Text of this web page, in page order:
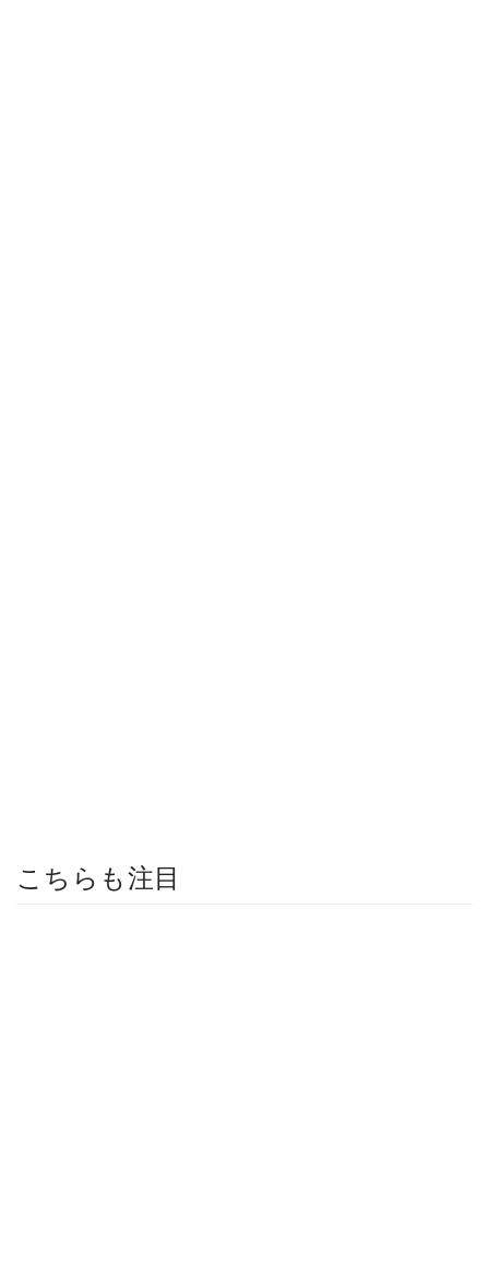
こちらも注目